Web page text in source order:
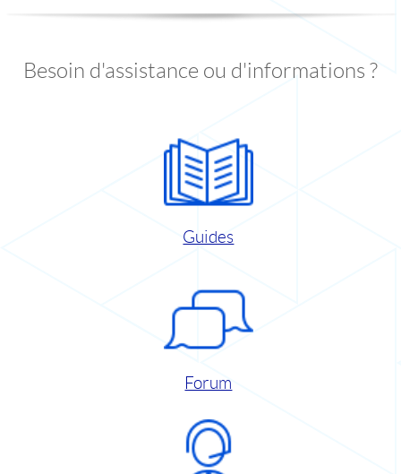
Besoin d'assistance ou d'informations ?
Guides
Forum